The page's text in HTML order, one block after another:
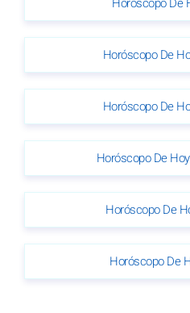
Horóscopo De
Horóscopo De
Horóscopo De
Horóscopo De
Horóscopo De